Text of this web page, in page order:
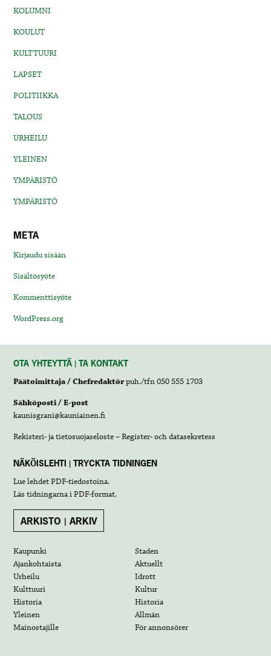
KOLUMNI
KOULUT
KULTTUURI
LAPSET
POLITIIKKA
TALOUS
URHEILU
YLEINEN
YMPÄRISTÖ
YMPÄRISTÖ
META
Kirjaudu sisään
Sisältösyöte
Kommenttisyöte
WordPress.org
OTA YHTEYTTÄ | TA KONTAKT
Päätoimittaja / Chefredaktörpuh./tfn 050 555 1703
Sähköposti / E-post
kaunisgrani@kauniainen.fi
Rekisteri- ja tietosuojaseloste – Register- och datasekretess
NÄKÖISLEHTI | TRYCKTA TIDNINGEN
Lue lehdetPDF-tiedostoina.
Läs tidningarna iPDF-format.
ARKISTO | ARKIV
Kaupunki
Staden
Ajankohtaista
Aktuellt
Urheilu
Idrott
Kulttuuri
Kultur
Historia
Historia
Yleinen
Allmän
Mainostajille
För annonsörer